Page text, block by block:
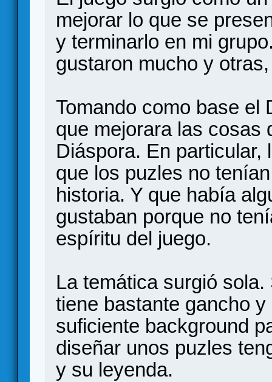
mejorar lo que se
y terminarlo en mi
gustaron mucho y
Tomando como base el
que mejorara las cosas
Diáspora. En particular,
que los puzles no
historia. Y que había
gustaban porque no
espíritu del juego.
La temática surgió
tiene bastante gancho
suficiente background
diseñar unos puzles
y su leyenda.